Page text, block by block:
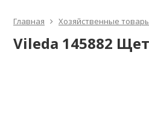
Главная Хозяйственные
Vileda 145882